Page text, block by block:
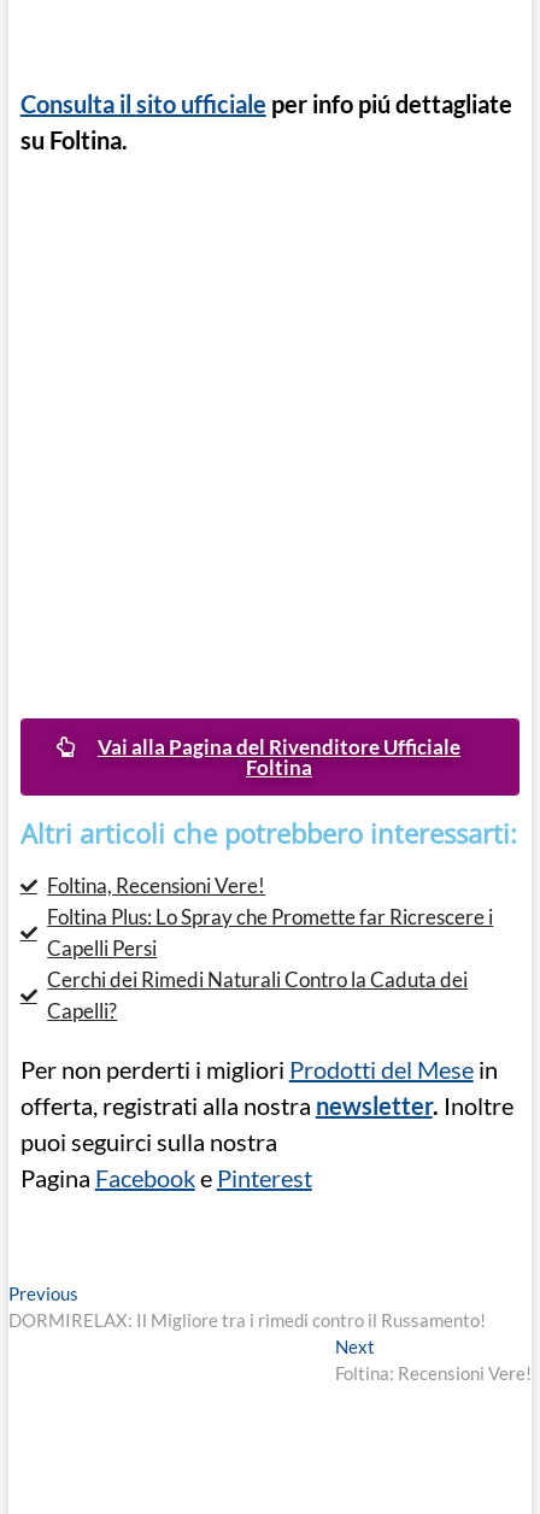
Consulta il sito ufficiale per info piú dettagliate
su Foltina.
Vai alla Pagina del Rivenditore Ufficiale
Foltina
Altri articoli che potrebbero interessarti:
Foltina, Recensioni Vere!
Foltina Plus: Lo Spray che Promette far Ricrescere i
Capelli Persi
Cerchi dei Rimedi Naturali Contro la Caduta dei
Capelli?
Per non perderti i migliori Prodotti del Mesein
offerta, registrati alla nostra newsletter. Inoltre
puoi seguirci sulla nostra
Pagina Facebooke Pinterest
Previous
DORMIRELAX: Il Migliore tra i rimedi contro il Russamento!
Next
Foltina: Recensioni Vere!